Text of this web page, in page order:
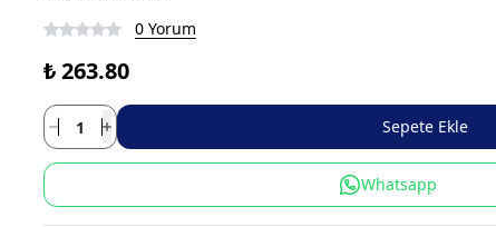
0 Yorum
₺ 263.80
Sepete Ekle
Whatsapp